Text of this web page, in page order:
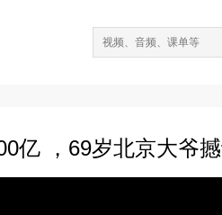
亿 ，69岁北京大爷